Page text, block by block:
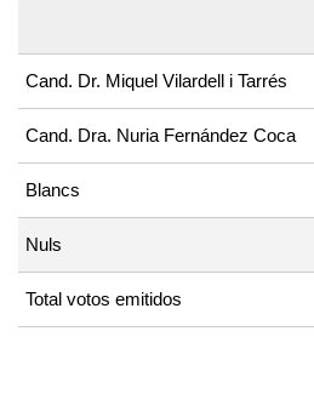
Cand. Dr. Miquel Vilardell i Tarrés
Cand. Dra. Nuria Fernández Coca
Blancs
Nuls
Total votos emitidos